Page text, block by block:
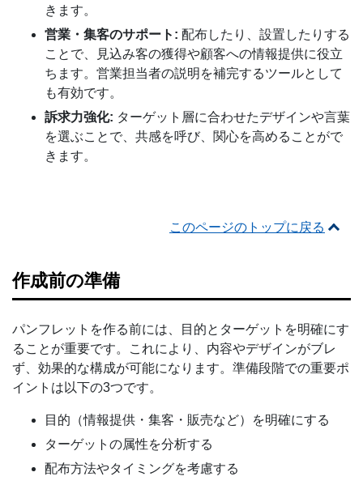
きます。
営業・集客のサポート: 配布したり、設置したりする
ことで、見込み客の獲得や顧客への情報提供に役立
ちます。営業担当者の説明を補完するツールとして
も有効です。
訴求力強化: ターゲット層に合わせたデザインや言葉
を選ぶことで、共感を呼び、関心を高めることがで
きます。
このページのトップに戻る
作成前の準備
パンフレットを作る前には、目的とターゲットを明確にす
ることが重要です。これにより、内容やデザインがブレ
ず、効果的な構成が可能になります。準備段階での重要ポ
イントは以下の3つです。
目的（情報提供・集客・販売など）を明確にする
ターゲットの属性を分析する
配布方法やタイミングを考慮する